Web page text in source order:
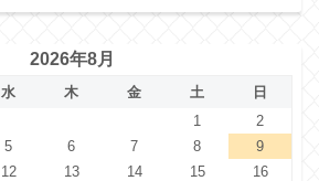
2026年8月
水 木 金 土
日
1
2
5 6 7 8
9
12 13 14 15
16